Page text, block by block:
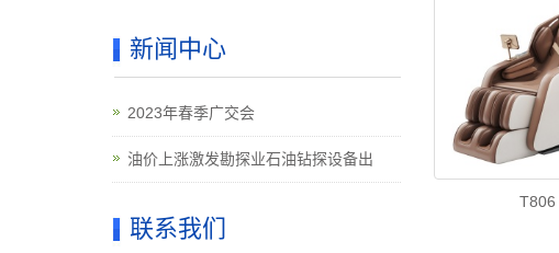
T806
新闻中心
2023年春季广交会
油价上涨激发勘探业石油钻探设备出
联系我们